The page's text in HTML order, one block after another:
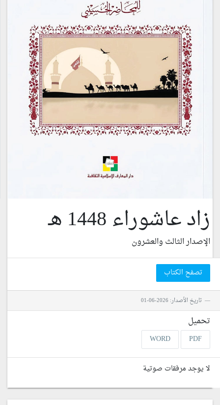
زاد عاشوراء 1448 هـ
الإصدار الثالث والعشرون
تصفح الكتاب
تاريخ الأصدار: 2026-06-01
تحميل
PDF
WORD
لا يوجد مرفقات صوتية